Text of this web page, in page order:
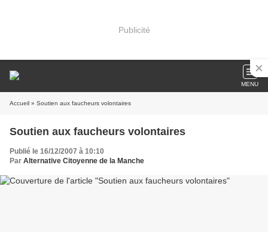
Publicité
MENU
Accueil » Soutien aux faucheurs volontaires
Soutien aux faucheurs volontaires
Publié le 16/12/2007 à 10:10
Par Alternative Citoyenne de la Manche